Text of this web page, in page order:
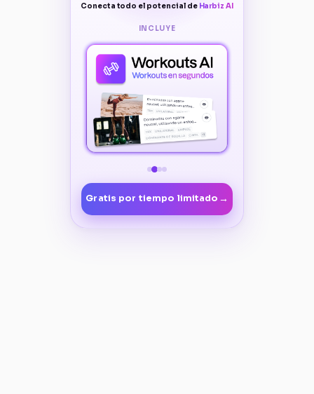
Conecta todo el potencial de Harbiz AI
INCLUYE
Gratis por tiempo limitado →